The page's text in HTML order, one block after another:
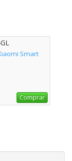
Smart
Comprar